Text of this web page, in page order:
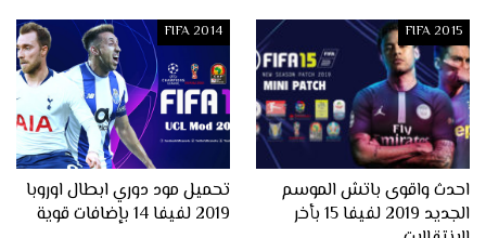
FIFA 2015
احدث واقوى باتش الموسم
الجديد 2019 لفيفا 15 بأخر
FIFA 2014
تحميل مود دوري ابطال اوروبا
2019 لفيفا 14 بإضافات قوية